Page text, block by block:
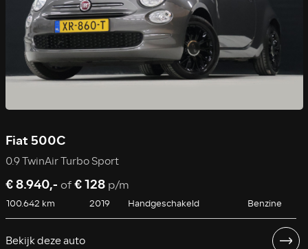
Fiat 500C
0.9 TwinAir Turbo Sport
€ 8.940,- of€ 128 p/m
100.642 km 2019 Handgeschakeld Benzine
Bekijk deze auto